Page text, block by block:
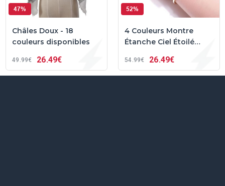
47%
Châles Doux - 18
couleurs disponibles
49 99€ 26 49€
52%
4 Couleurs Montre
Étanche Ciel Étoilé
54 99€ 26 49€